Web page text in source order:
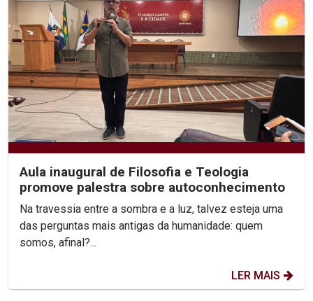
Aula inaugural de Filosofia e Teologia
promove palestra sobre autoconhecimento
Na travessia entre a sombra e a luz, talvez esteja uma
das perguntas mais antigas da humanidade: quem
somos, afinal?...
LER MAIS